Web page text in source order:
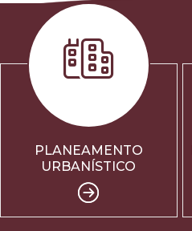
PLANEAMENTO
URBANÍSTICO